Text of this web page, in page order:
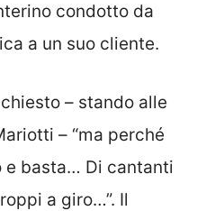
condotto da
a un suo cliente.
– stando alle
– “ma perché
e basta… Di cantanti
a giro…”. Il